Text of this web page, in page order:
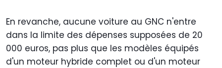
En revanche, aucune voiture au GNC n'entre
dans la limite des dépenses supposées de 20
000 euros, pas plus que les modèles équipés
d'un moteur hybride complet ou d'un moteur